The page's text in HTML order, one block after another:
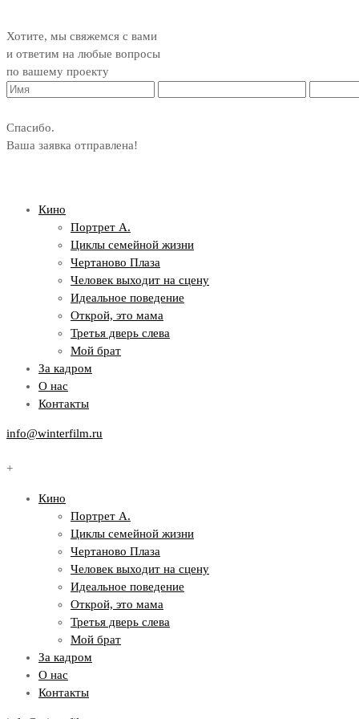
Хотите, мы свяжемся с вами
и ответим на любые вопросы
по вашему проекту
Спасибо.
Ваша заявка отправлена!
Кино
Портрет А.
Циклы семейной жизни
Чертаново Плаза
Человек выходит на сцену
Идеальное поведение
Открой, это мама
Третья дверь слева
Мой брат
За кадром
О нас
Контакты
info@winterfilm.ru
+
Кино
Портрет А.
Циклы семейной жизни
Чертаново Плаза
Человек выходит на сцену
Идеальное поведение
Открой, это мама
Третья дверь слева
Мой брат
За кадром
О нас
Контакты